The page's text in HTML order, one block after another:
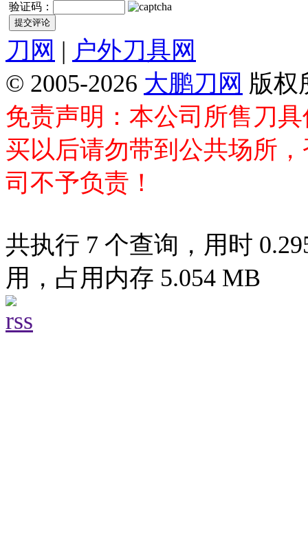
验证码：
刀网 | 户外刀具网
© 2005-2026 大鹏刀网 版权
免责声明：本公司所售刀
买以后请勿带到公共场所
司不予负责！
共执行 7 个查询，用时
用，占用内存 5.054 MB